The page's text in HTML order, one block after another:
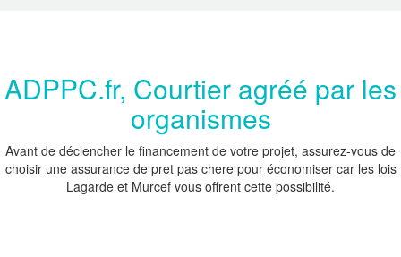
ADPPC.fr, Courtier agréé par les
organismes
Avant de déclencher le financement de votre projet, assurez-vous de
choisir une assurance de pret pas chere pour économiser car les lois
Lagarde et Murcef vous offrent cette possibilité.